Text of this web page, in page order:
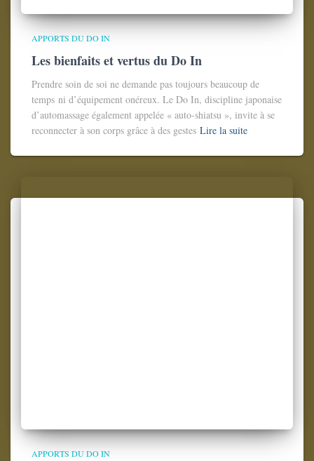
APPORTS DU DO IN
Les bienfaits et vertus du Do In
Prendre soin de soi ne demande pas toujours beaucoup de
temps ni d’équipement onéreux. Le Do In, discipline japonaise
d’automassage également appelée « auto-shiatsu », invite à se
reconnecter à son corps grâce à des gestes Lire la suite
APPORTS DU DO IN